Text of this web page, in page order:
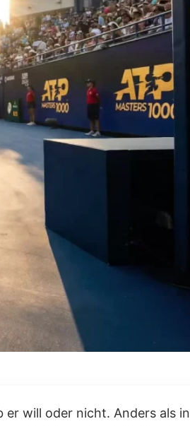
er will oder nicht. Anders als in